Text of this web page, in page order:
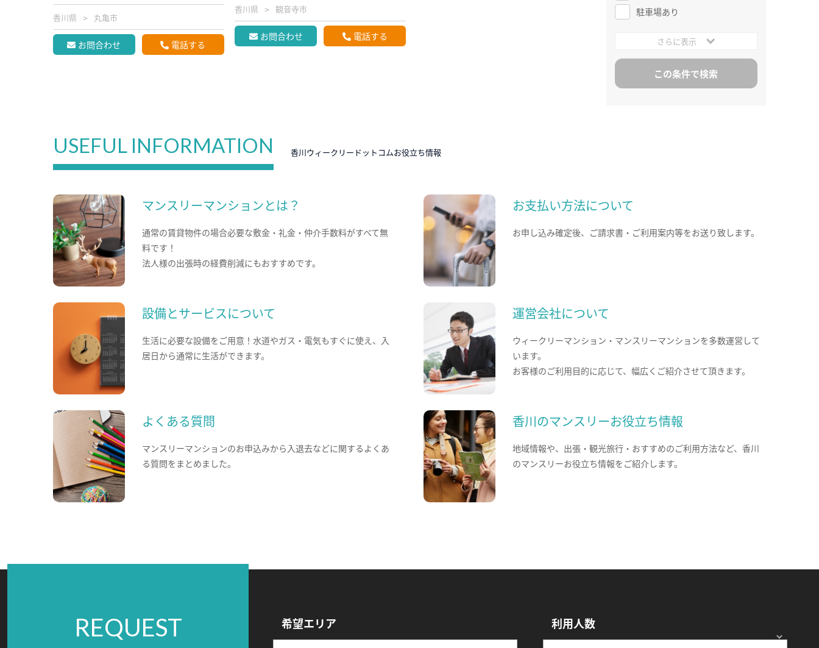
香川県 丸亀市
お問合わせ 電話する
香川県 観音寺市
お問合わせ 電話する
駐車場あり
さらに表示
USEFUL INFORMATION 香川ウィークリードットコムお役立ち情報
マンスリーマンションとは？
通常の賃貸物件の場合必要な敷金・礼金・仲介手数料がすべて無
料です！
法人様の出張時の経費削減にもおすすめです。
お支払い方法について
お申し込み確定後、ご請求書・ご利用案内等をお送り致します。
設備とサービスについて
生活に必要な設備をご用意！水道やガス・電気もすぐに使え、入
居日から通常に生活ができます。
運営会社について
ウィークリーマンション・マンスリーマンションを多数運営して
います。
お客様のご利用目的に応じて、幅広くご紹介させて頂きます。
よくある質問
マンスリーマンションのお申込みから入退去などに関するよくあ
る質問をまとめました。
香川のマンスリーお役立ち情報
地域情報や、出張・観光旅行・おすすめのご利用方法など、香川
のマンスリーお役立ち情報をご紹介します。
REQUEST 希望エリア 利用人数